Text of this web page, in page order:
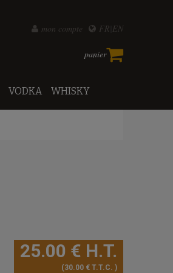
FR EN
mon compte
panier
VODKA WHISKY
25.00 € H.T.
30.00 € T.T.C.